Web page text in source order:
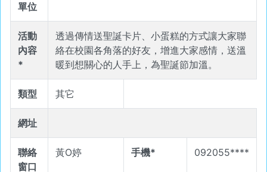
單位
活動
內容
*
透過傳情送聖誕卡片、小蛋糕的方式讓大家聯
絡在校園各角落的好友，增進大家感情，送溫
暖到想關心的人手上，為聖誕節加溫。
類型 其它
網址
聯絡
窗口
黃O婷 手機* 092055****